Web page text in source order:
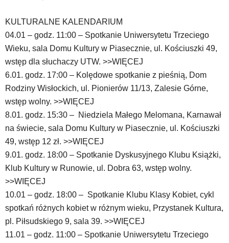
czytniku
oraz
mogą
wyposażone
dedykowane
skróty
klawiaturowe
przyjęte
dla
danej
platformy.
KULTURALNE KALENDARIUM
04.01 – godz. 11:00 – Spotkanie Uniwersytetu Trzeciego
Wieku, sala Domu Kultury w Piasecznie, ul. Kościuszki 49,
wstęp dla słuchaczy UTW. >>WIĘCEJ
6.01. godz. 17:00 – Kolędowe spotkanie z pieśnią, Dom
Rodziny Wisłockich, ul. Pionierów 11/13, Zalesie Górne,
wstęp wolny. >>WIĘCEJ
8.01. godz. 15:30 – Niedziela Małego Melomana, Karnawał
na świecie, sala Domu Kultury w Piasecznie, ul. Kościuszki
49, wstęp 12 zł. >>WIĘCEJ
9.01. godz. 18:00 – Spotkanie Dyskusyjnego Klubu Książki,
Klub Kultury w Runowie, ul. Dobra 63, wstęp wolny.
>>WIĘCEJ
10.01 – godz. 18:00 – Spotkanie Klubu Klasy Kobiet, cykl
spotkań różnych kobiet w różnym wieku, Przystanek Kultura,
pl. Piłsudskiego 9, sala 39. >>WIĘCEJ
11.01 – godz. 11:00 – Spotkanie Uniwersytetu Trzeciego